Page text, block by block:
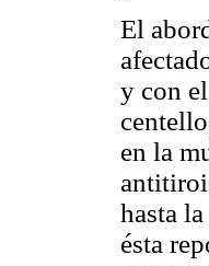
El
y con
en la
hasta
ésta